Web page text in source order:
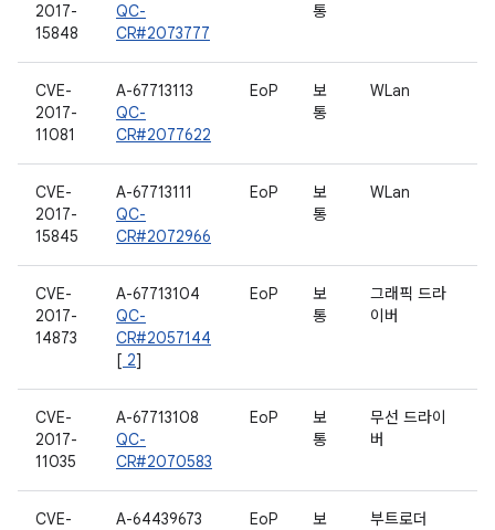
2017-
15848
QC-
CR#2073777
통
CVE-
2017-
11081
A-67713113
QC-
CR#2077622
EoP
보
통
WLan
CVE-
2017-
15845
A-67713111
QC-
CR#2072966
EoP
보
통
WLan
CVE-
2017-
14873
A-67713104
QC-
CR#2057144
[ 2]
EoP
보
통
그래픽 드라
이버
CVE-
2017-
11035
A-67713108
QC-
CR#2070583
EoP
보
통
무선 드라이
버
CVE-
A-64439673
EoP
보
부트로더